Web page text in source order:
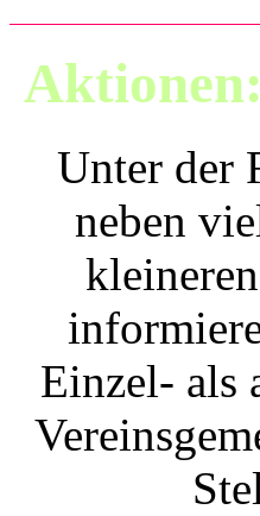
Aktionen:
Unter der
neben
Einzel- als